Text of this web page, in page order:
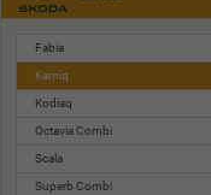
Fabia
Kamiq
Kodiaq
Octavia Combi
Scala
Superb Combi